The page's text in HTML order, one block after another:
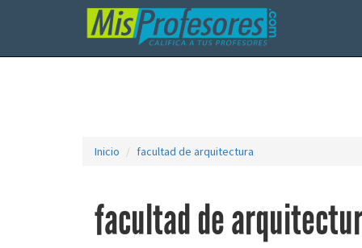
Inicio facultad de arquitectura
facultad de